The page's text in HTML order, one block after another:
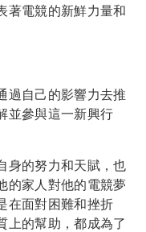
著電競的新鮮力量和
過自己的影響力去推
並參與這一新興行
身的努力和天賦，也
的家人對他的電競夢
在面對困難和挫折
上的幫助，都成為了